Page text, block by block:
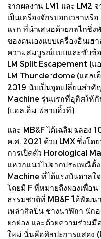
จากผลงาน LM1 และ LM2
เป็นเครื่องจักรบอกเวลาห
แรก ที่นำเสนอด้วยกลไกซึ่
ของตนเองแบบเครื่องอินเ
ความสมบูรณ์แบบและซับซ้
LM Split Escapement (แ
LM Thunderdome (แอลเ
2019 นับเป็นจุดเปลี่ยนสำคั
Machine รุ่นแรกที่อุทิศให้
(แอลเอ็ม ฟลายอิ้งที)
และ MB&F ได้เฉลิมฉลอง
ค.ศ. 2021 ด้วย LMX ซึ่งโด
การเปิดตัว Horological
แหวกแนวไปจากประเพณีดั้
Machine ที่ได้แรงบันดาลใ
โดยมี F ที่หมายถึงผองเพื่อ
ธรรมชาติที่ MB&F ได้พัฒ
เหล่าศิลปิน ช่างนาฬิกา นัก
ยกย่อง และด้วยความร่วมมื
ใหม่ นั่นคือศิลปะการแสดง